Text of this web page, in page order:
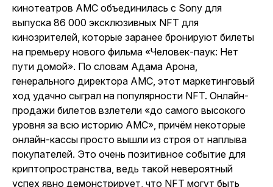
кинотеатров AMC объединилась с Sony для
выпуска 86 000 эксклюзивных NFT для
кинозрителей, которые заранее бронируют билеты
на премьеру нового фильма «Человек-паук: Нет
пути домой». По словам Адама Арона,
генерального директора AMC, этот маркетинговый
ход удачно сыграл на популярности NFT. Онлайн-
продажи билетов взлетели «до самого высокого
уровня за всю историю AMC», причём некоторые
онлайн-кассы просто вышли из строя от наплыва
покупателей. Это очень позитивное событие для
криптопространства, ведь такой невероятный
успех явно демонстрирует, что NFT могут быть